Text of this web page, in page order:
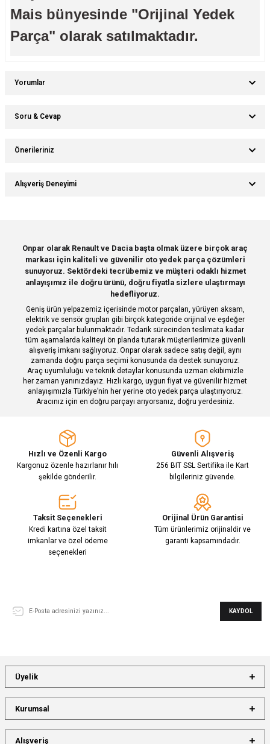
Mais bünyesinde "Orijinal Yedek
Parça" olarak satılmaktadır.
Yorumlar
Soru & Cevap
Önerileriniz
Bu ürünün fiyat bilgisi, resim, ürün açıklamalarında ve diğer konularda
yetersiz gördüğünüz noktaları öneri formunu kullanarak tarafımıza
Ürün resmi kalitesiz, bozuk veya görüntülenemiyor.
Ürün açıklamasında eksik bilgiler bulunuyor.
Ürün bilgilerinde hatalar bulunuyor.
Ürün fiyatı diğer sitelerden daha pahalı.
Bu ürüne benzer farklı alternatifler olmalı.
Gönder
Alışveriş Deneyimi
Deneyimini Paylaş
Onpar olarak Renault ve Dacia başta olmak üzere birçok araç
markası için kaliteli ve güvenilir oto yedek parça çözümleri
sunuyoruz. Sektördeki tecrübemiz ve müşteri odaklı hizmet
anlayışımız ile doğru ürünü, doğru fiyatla sizlere ulaştırmayı
hedefliyoruz.
Geniş ürün yelpazemiz içerisinde motor parçaları, yürüyen aksam,
elektrik ve sensör grupları gibi birçok kategoride orijinal ve eşdeğer
yedek parçalar bulunmaktadır. Tedarik sürecinden teslimata kadar
tüm aşamalarda kaliteyi ön planda tutarak müşterilerimize güvenli
alışveriş imkanı sağlıyoruz. Onpar olarak sadece satış değil, aynı
zamanda doğru parça seçimi konusunda da destek sunuyoruz.
Araç uyumluluğu ve teknik detaylar konusunda uzman ekibimizle
her zaman yanınızdayız. Hızlı kargo, uygun fiyat ve güvenilir hizmet
anlayışımızla Türkiye’nin her yerine oto yedek parça ulaştırıyoruz.
Aracınız için en doğru parçayı arıyorsanız, doğru yerdesiniz.
Hızlı ve Özenli Kargo
Kargonuz özenle hazırlanır hılı
şekilde gönderilir.
Güvenli Alışveriş
256 BIT SSL Sertifika ile Kart
bilgileriniz güvende.
Taksit Seçenekleri
Kredi kartına özel taksit
imkanlar ve özel ödeme
seçenekleri
Orijinal Ürün Garantisi
Tüm ürünlerimiz orijinaldir ve
garanti kapsamındadır.
KAYDOL
Üyelik
Kurumsal
Alışveriş